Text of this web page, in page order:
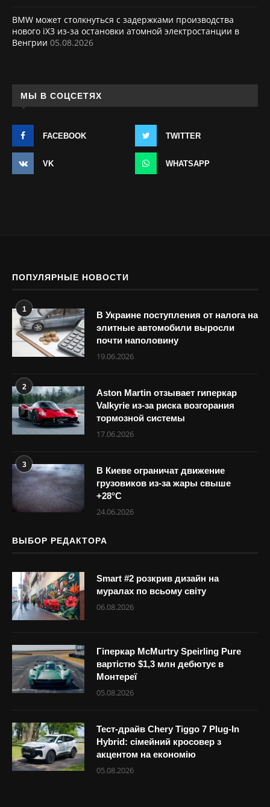
BMW может столкнуться с задержками производства
нового iX3 из-за остановки атомной электростанции в
Венгрии 05.08.2026
МЫ В СОЦСЕТЯХ
FACEBOOK TWITTER
VK WHATSAPP
ПОПУЛЯРНЫЕ НОВОСТИ
1
В Украине поступления от налога на
элитные автомобили выросли
почти наполовину
19.06.2026
2
Aston Martin отзывает гиперкар
Valkyrie из-за риска возгорания
тормозной системы
17.06.2026
3
В Киеве ограничат движение
грузовиков из-за жары свыше
+28°С
24.06.2026
ВЫБОР РЕДАКТОРА
Smart #2 розкрив дизайн на
муралах по всьому світу
06.08.2026
Гіперкар McMurtry Speirling Pure
вартістю $1,3 млн дебютує в
Монтереї
05.08.2026
Тест-драйв Chery Tiggo 7 Plug-In
Hybrid: сімейний кросовер з
акцентом на економію
05.08.2026